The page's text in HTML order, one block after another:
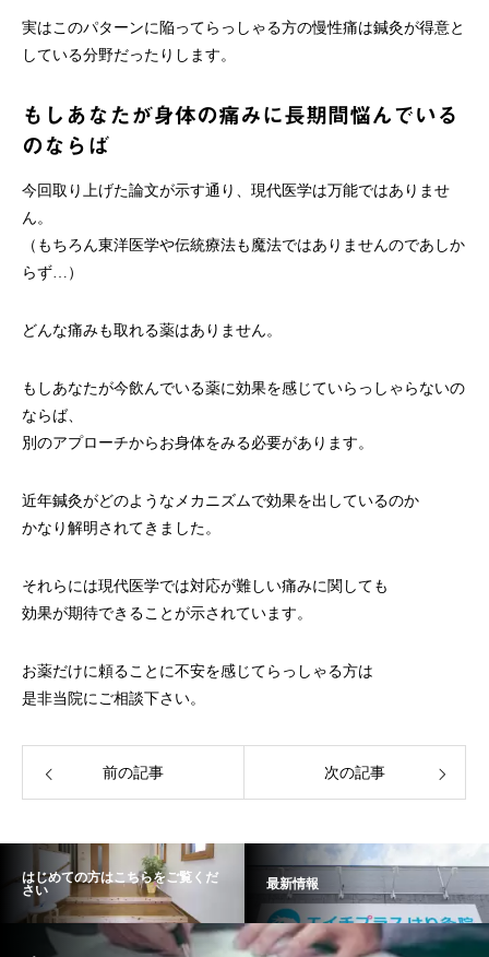
実はこのパターンに陥ってらっしゃる方の慢性痛は鍼灸が得意と
している分野だったりします。
もしあなたが身体の痛みに長期間悩んでいる
のならば
今回取り上げた論文が示す通り、現代医学は万能ではありませ
ん。
（もちろん東洋医学や伝統療法も魔法ではありませんのであしか
らず…）
どんな痛みも取れる薬はありません。
もしあなたが今飲んでいる薬に効果を感じていらっしゃらないの
ならば、
別のアプローチからお身体をみる必要があります。
近年鍼灸がどのようなメカニズムで効果を出しているのか
かなり解明されてきました。
それらには現代医学では対応が難しい痛みに関しても
効果が期待できることが示されています。
お薬だけに頼ることに不安を感じてらっしゃる方は
是非当院にご相談下さい。
前の記事 次の記事
はじめての方はこちらをご覧くだ
さい
最新情報